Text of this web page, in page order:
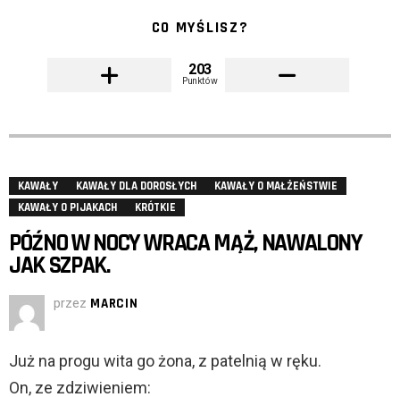
CO MYŚLISZ?
203
Punktów
KAWAŁY KAWAŁY DLA DOROSŁYCH
KAWAŁY O MAŁŻEŃSTWIE
KAWAŁY O PIJAKACH
KRÓTKIE
PÓŹNO W NOCY WRACA MĄŻ, NAWALONY
JAK SZPAK.
przez MARCIN
Już na progu wita go żona, z patelnią w ręku.
On, ze zdziwieniem: